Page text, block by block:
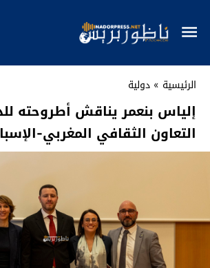
الرئيسية » دولية
إلياس بنعمر يناقش أطروحته
التعاون الثقافي المغربي-